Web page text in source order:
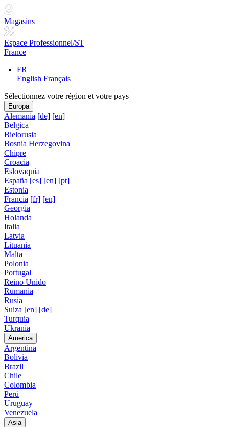
Magasins
Espace Professionnel/ST
France
FR
English Français
Sélectionnez votre région et votre pays
Europa
Alemania [de] [en]
Belgica
Bielorusia
Bosnia Herzegovina
Chipre
Croacia
Eslovaquia
España [es] [en] [pt]
Estonia
Francia [fr] [en]
Georgia
Holanda
Italia
Latvia
Lituania
Malta
Polonia
Portugal
Reino Unido
Rumania
Rusia
Suiza [en] [de]
Turquia
Ukrania
America
Argentina
Bolivia
Brazil
Chile
Colombia
Perú
Uruguay
Venezuela
Asia